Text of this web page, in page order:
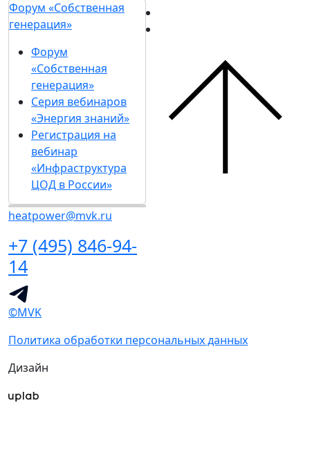
Форум «Собственная
генерация»
Форум
«Собственная
генерация»
Серия вебинаров
«Энергия знаний»
Регистрация на
вебинар
«Инфраструктура
ЦОД в России»
heatpower@mvk.ru
+7 (495) 846-94-
14
©MVK
Политика обработки персональных данных
Дизайн